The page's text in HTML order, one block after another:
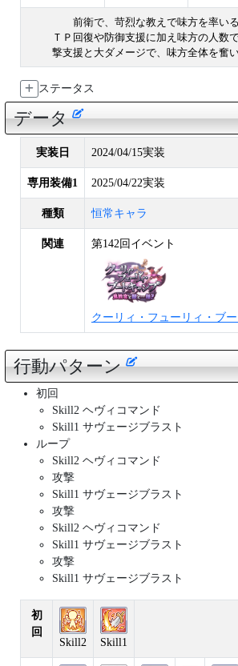
前衛で、苛烈な教えで味方を率い
ＴＰ回復や防御支援に加え味方の人数
撃支援と大ダメージで、味方全体を奮
ステータス
データ
実装日 2024/04/15実装
専用装備1 2025/04/22実装
種類 恒常キャラ
関連 第142回イベント
クーリィ・フューリィ・ブ
行動パターン
初回
Skill2 ヘヴィコマンド
Skill1 サヴェージブラスト
ループ
Skill2 ヘヴィコマンド
攻撃
Skill1 サヴェージブラスト
攻撃
Skill2 ヘヴィコマンド
Skill1 サヴェージブラスト
攻撃
Skill1 サヴェージブラスト
初
回
Skill2
Skill1